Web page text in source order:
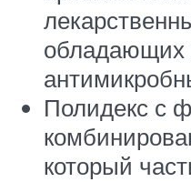
обладающих
Полидекс с
который